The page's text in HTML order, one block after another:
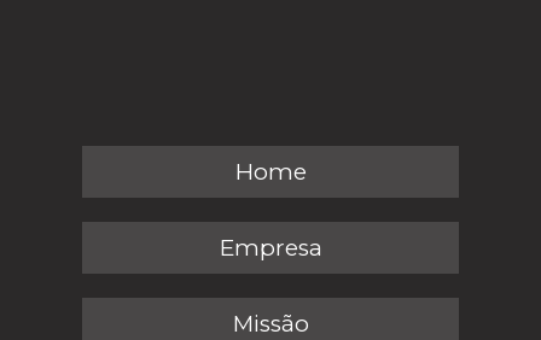
Home
Empresa
Missão